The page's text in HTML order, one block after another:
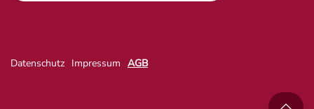
Datenschutz Impressum AGB